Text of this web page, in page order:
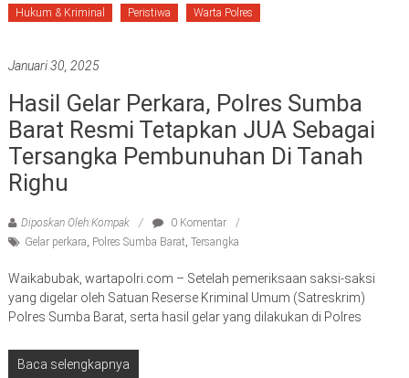
Hukum & Kriminal Peristiwa Warta Polres
Januari 30, 2025
Hasil Gelar Perkara, Polres Sumba
Barat Resmi Tetapkan JUA Sebagai
Tersangka Pembunuhan Di Tanah
Righu
Diposkan Oleh:Kompak
0 Komentar
Gelar perkara, Polres Sumba Barat, Tersangka
Waikabubak, wartapolri.com – Setelah pemeriksaan saksi-saksi
yang digelar oleh Satuan Reserse Kriminal Umum (Satreskrim)
Polres Sumba Barat, serta hasil gelar yang dilakukan di Polres
Baca selengkapnya